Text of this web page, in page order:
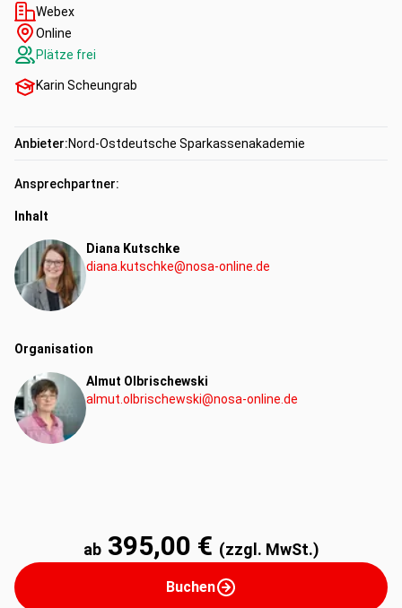
Webex
Online
Plätze frei
Karin Scheungrab
Anbieter:Nord-Ostdeutsche Sparkassenakademie
Ansprechpartner:
Inhalt
Diana Kutschke
diana.kutschke@nosa-online.de
Organisation
Almut Olbrischewski
almut.olbrischewski@nosa-online.de
ab 395,00 € (zzgl. MwSt.)
Buchen